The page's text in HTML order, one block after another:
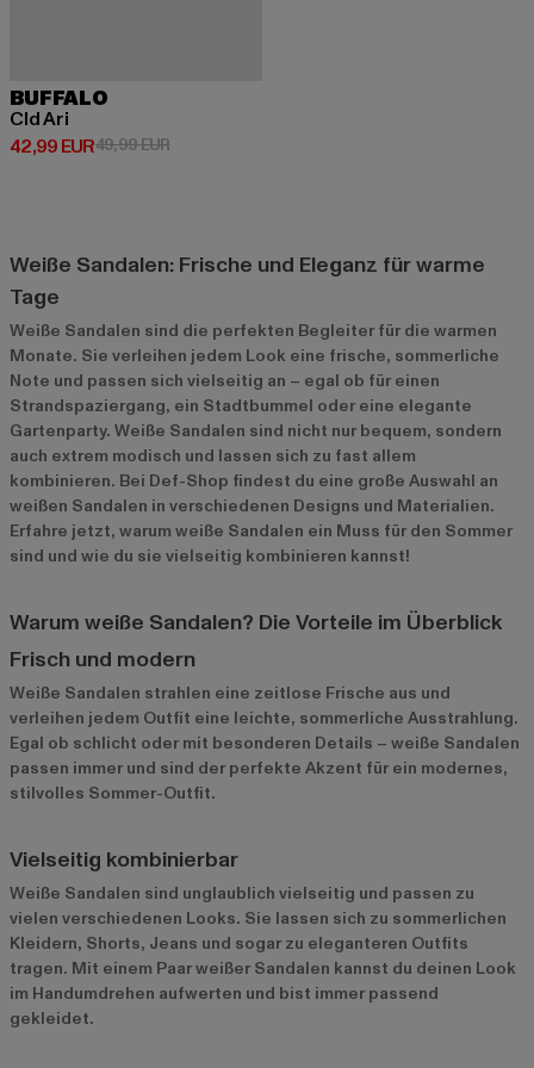
BUFFALO
Cld Ari
42,99 EUR
Derzeitiger Preis: 42,99 EUR
49,99 EURAktionspreis: 49,99 EUR
Weiße Sandalen: Frische und Eleganz für warme
Tage
Weiße Sandalen sind die perfekten Begleiter für die warmen
Monate. Sie verleihen jedem Look eine frische, sommerliche
Note und passen sich vielseitig an – egal ob für einen
Strandspaziergang, ein Stadtbummel oder eine elegante
Gartenparty. Weiße Sandalen sind nicht nur bequem, sondern
auch extrem modisch und lassen sich zu fast allem
kombinieren. Bei Def-Shop findest du eine große Auswahl an
weißen Sandalen in verschiedenen Designs und Materialien.
Erfahre jetzt, warum weiße Sandalen ein Muss für den Sommer
sind und wie du sie vielseitig kombinieren kannst!
Warum weiße Sandalen? Die Vorteile im Überblick
Frisch und modern
Weiße Sandalen strahlen eine zeitlose Frische aus und
verleihen jedem Outfit eine leichte, sommerliche Ausstrahlung.
Egal ob schlicht oder mit besonderen Details – weiße Sandalen
passen immer und sind der perfekte Akzent für ein modernes,
stilvolles Sommer-Outfit.
Vielseitig kombinierbar
Weiße Sandalen sind unglaublich vielseitig und passen zu
vielen verschiedenen Looks. Sie lassen sich zu sommerlichen
Kleidern, Shorts, Jeans und sogar zu eleganteren Outfits
tragen. Mit einem Paar weißer Sandalen kannst du deinen Look
im Handumdrehen aufwerten und bist immer passend
gekleidet.